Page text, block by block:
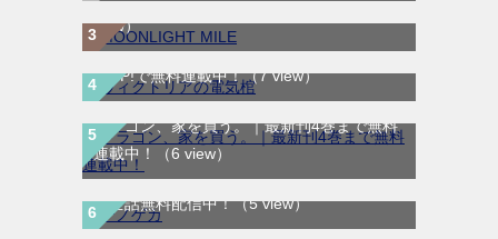
view）
ヴィクトリアの電気棺｜最新刊第2巻！マン
ガUP!で無料連載中！（7 view）
ドラゴン、家を買う。｜最新刊4巻まで無料
連載中！
（6 view）
テノゲカ｜最新刊第2巻！サンデーうぇぶり
で全話無料配信中！（5 view）
Ａランクパーティを離脱した俺は、元教え子